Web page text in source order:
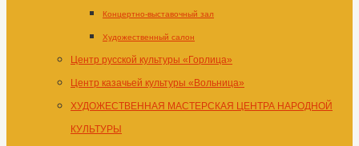
Концертно-выставочный зал
Художественный салон
Центр русской культуры «Горлица»
Центр казачьей культуры «Вольница»
ХУДОЖЕСТВЕННАЯ МАСТЕРСКАЯ ЦЕНТРА НАРОДНОЙ
КУЛЬТУРЫ